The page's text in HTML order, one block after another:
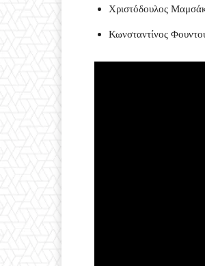
Χριστόδουλος
Κωνσταντίνος